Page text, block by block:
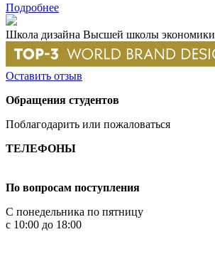
Подробнее
Школа дизайна Высшей школы экономики
Оставить отзыв
Обращения студентов
Поблагодарить или пожаловаться
ТЕЛЕФОНЫ
По вопросам поступления
С понедельника по пятницу
с 10:00 до 18:00